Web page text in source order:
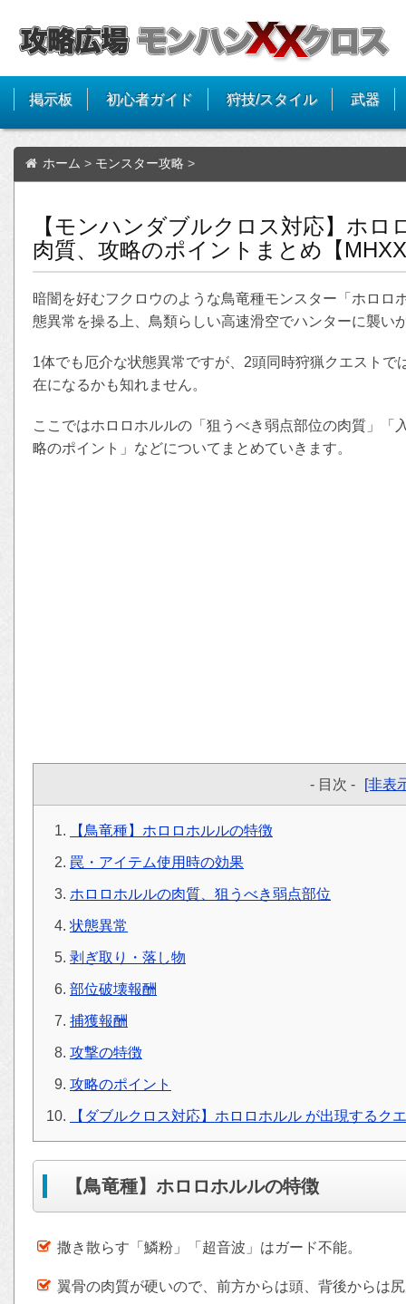
掲示板 初心者ガイド 狩技/スタイル 武器
ホーム > モンスター攻略 >
【モンハンダブルクロス対応】ホ
肉質、攻略のポイントまとめ【
暗闇を好むフクロウのような鳥竜種モンスター「ホロロ
態異常を操る上、鳥類らしい高速滑空でハンターに襲い
1体でも厄介な状態異常ですが、2頭同時狩猟クエスト
在になるかも知れません。
ここではホロロホルルの「狙うべき弱点部位の肉質」「
略のポイント」などについてまとめていきます。
- 目次 - [非表
【鳥竜種】ホロロホルルの特徴
罠・アイテム使用時の効果
ホロロホルルの肉質、狙うべき弱点部位
状態異常
剥ぎ取り・落し物
部位破壊報酬
捕獲報酬
攻撃の特徴
攻略のポイント
【ダブルクロス対応】ホロロホルル が出現するク
【鳥竜種】ホロロホルルの特徴
撒き散らす「鱗粉」「超音波」はガード不能。
翼骨の肉質が硬いので、前方からは頭、背後からは